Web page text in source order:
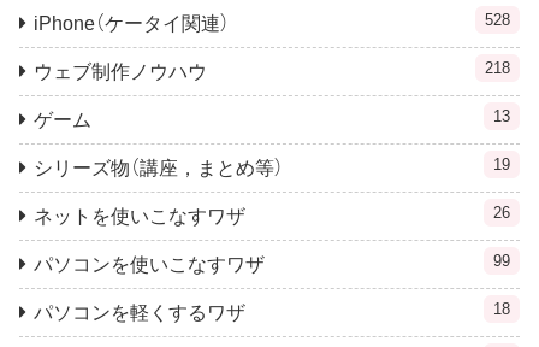
iPhone（ケータイ関連） 528
ウェブ制作ノウハウ 218
ゲーム 13
シリーズ物（講座，まとめ等） 19
ネットを使いこなすワザ 26
パソコンを使いこなすワザ 99
パソコンを軽くするワザ 18